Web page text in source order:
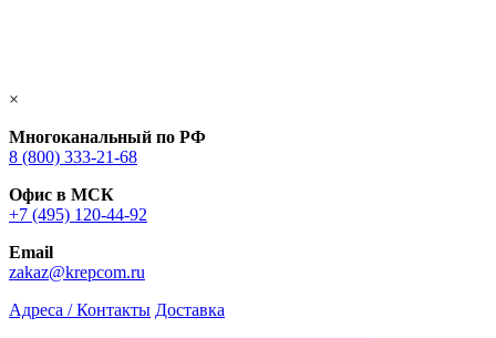
×
Многоканальный по РФ
8 (800) 333‑21-68
Офис в МСК
+7 (495) 120-44-92
Email
zakaz@krepcom.ru
Адреса / Контакты Доставка